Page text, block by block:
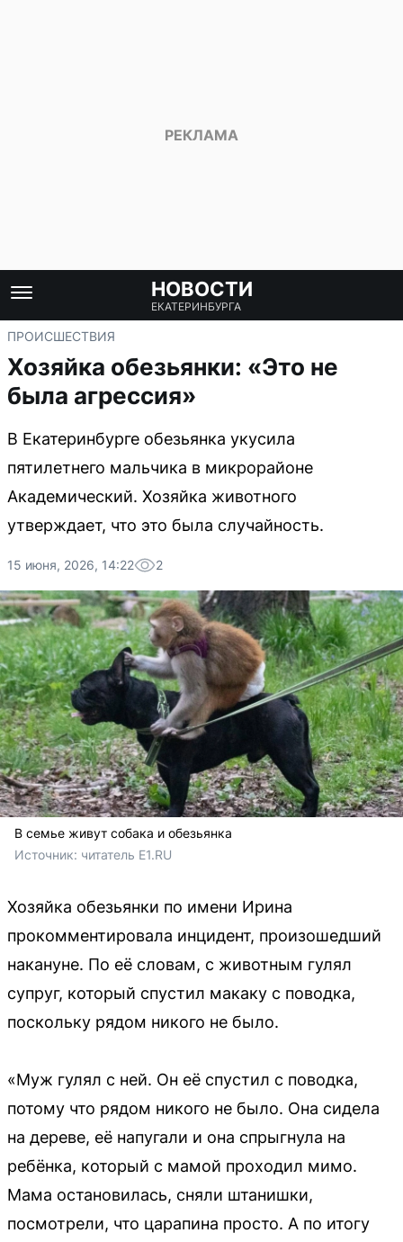
НОВОСТИ
ЕКАТЕРИНБУРГА
ПРОИСШЕСТВИЯ
Хозяйка обезьянки: «Это не
была агрессия»
В Екатеринбурге обезьянка укусила
пятилетнего мальчика в микрорайоне
Академический. Хозяйка животного
утверждает, что это была случайность.
15 июня, 2026, 14:22 2
В семье живут собака и обезьянка
Источник: читатель E1.RU
Хозяйка обезьянки по имени Ирина
прокомментировала инцидент, произошедший
накануне. По её словам, с животным гулял
супруг, который спустил макаку с поводка,
поскольку рядом никого не было.
«Муж гулял с ней. Он её спустил с поводка,
потому что рядом никого не было. Она сидела
на дереве, её напугали и она спрыгнула на
ребёнка, который с мамой проходил мимо.
Мама остановилась, сняли штанишки,
посмотрели, что царапина просто. А по итогу